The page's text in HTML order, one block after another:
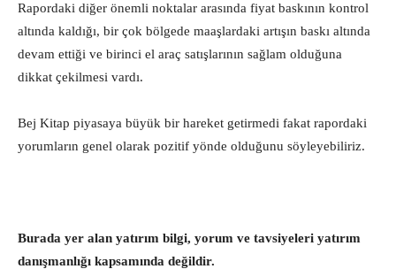
Rapordaki diğer önemli noktalar arasında fiyat baskının kontrol
altında kaldığı, bir çok bölgede maaşlardaki artışın baskı altında
devam ettiği ve birinci el araç satışlarının sağlam olduğuna
dikkat çekilmesi vardı.
Bej Kitap piyasaya büyük bir hareket getirmedi fakat rapordaki
yorumların genel olarak pozitif yönde olduğunu söyleyebiliriz.
Burada yer alan yatırım bilgi, yorum ve tavsiyeleri yatırım
danışmanlığı kapsamında değildir.